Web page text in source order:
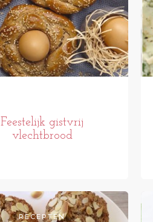
Feestelijk gistvrij
vlechtbrood
RECEPTEN